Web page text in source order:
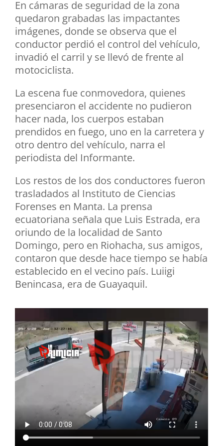
En cámaras de seguridad de la zona
quedaron grabadas las impactantes
imágenes, donde se observa que el
conductor perdió el control del vehículo,
invadió el carril y se llevó de frente al
motociclista.
La escena fue conmovedora, quienes
presenciaron el accidente no pudieron
hacer nada, los cuerpos estaban
prendidos en fuego, uno en la carretera y
otro dentro del vehículo, narra el
periodista del Informante.
Los restos de los dos conductores fueron
trasladados al Instituto de Ciencias
Forenses en Manta. La prensa
ecuatoriana señala que Luis Estrada, era
oriundo de la localidad de Santo
Domingo, pero en Riohacha, sus amigos,
contaron que desde hace tiempo se había
establecido en el vecino país. Luiigi
Benincasa, era de Guayaquil.